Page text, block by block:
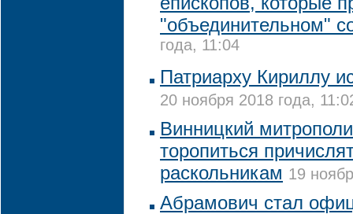
"объединительном"
года, 11:04
Патриарху Кириллу
20 ноября 2018 года,
Винницкий
торопиться
раскольникам 19
Абрамович стал